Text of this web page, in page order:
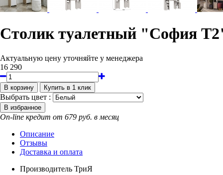
Столик туалетный "София
Актуальную цену уточняйте у менеджера
16 290
Выбрать цвет :
On-line кредит от 679 руб. в месяц
Описание
Отзывы
Доставка и оплата
Производитель ТриЯ